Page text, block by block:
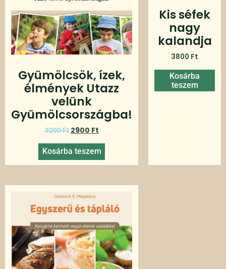
Gyümölcsök, ízek,
élmények Utazz
velünk
Gyümölcsországba!
3200Ft 2900 Ft
Kosárba teszem
Kis séfek
nagy
kalandja
3800 Ft
Kosárba
teszem